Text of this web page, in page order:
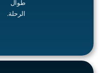
طوال
الرحلة.